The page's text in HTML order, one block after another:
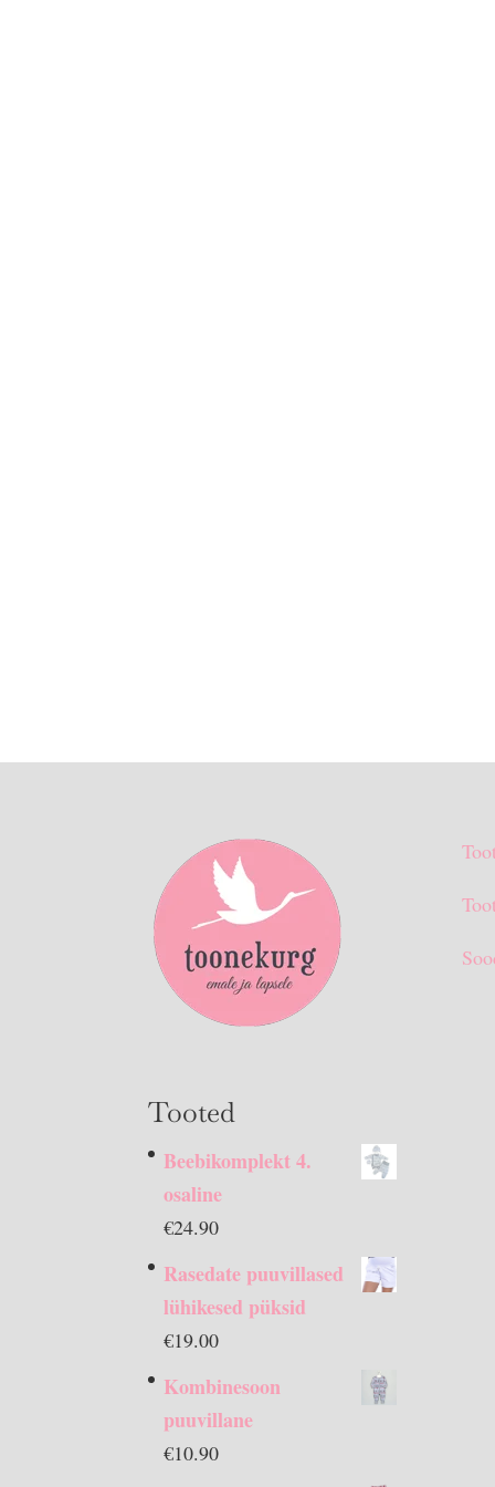
Tooted
Beebikomplekt 4.
osaline
€24.90
Rasedate puuvillased
lühikesed püksid
€19.00
Kombinesoon
puuvillane
€10.90